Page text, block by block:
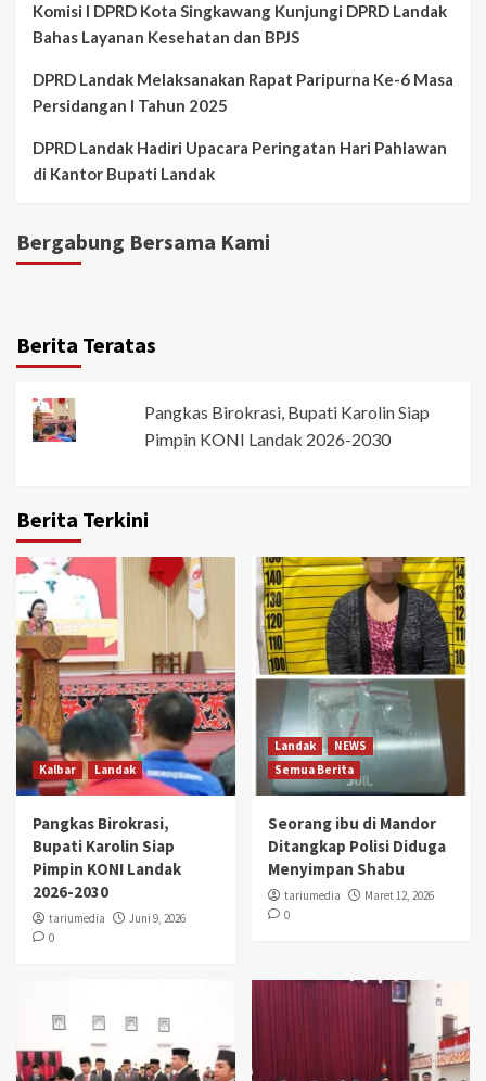
Komisi I DPRD Kota Singkawang Kunjungi DPRD Landak
Bahas Layanan Kesehatan dan BPJS
DPRD Landak Melaksanakan Rapat Paripurna Ke-6 Masa
Persidangan I Tahun 2025
DPRD Landak Hadiri Upacara Peringatan Hari Pahlawan
di Kantor Bupati Landak
Bergabung Bersama Kami
Berita Teratas
Pangkas Birokrasi, Bupati Karolin Siap
Pimpin KONI Landak 2026-2030
Berita Terkini
Kalbar Landak
Pangkas Birokrasi,
Bupati Karolin Siap
Pimpin KONI Landak
2026-2030
tariumedia
Juni 9, 2026
0
Landak
NEWS
Semua Berita
Seorang ibu di Mandor
Ditangkap Polisi Diduga
Menyimpan Shabu
tariumedia
Maret 12, 2026
0